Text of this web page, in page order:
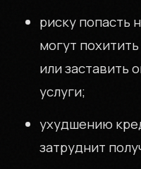
риску попасть
могут
или заставить
услуги;
ухудшению
затруднит